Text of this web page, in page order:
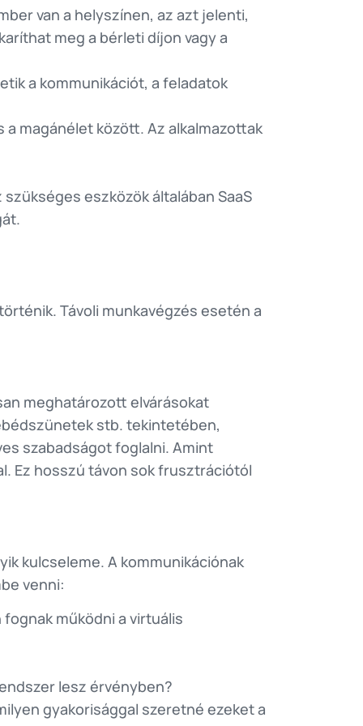
van a helyszínen, az azt jelenti,
meg a bérleti díjon vagy a
a kommunikációt, a feladatok
magánélet között. Az alkalmazottak
eszközök általában SaaS
Távoli munkavégzés esetén a
meghatározott elvárásokat
stb. tekintetében,
szabadságot foglalni. Amint
Ez hosszú távon sok frusztrációtól
kulcseleme. A kommunikációnak
venni:
működni a virtuális
lesz érvényben?
gyakorisággal szeretné ezeket a